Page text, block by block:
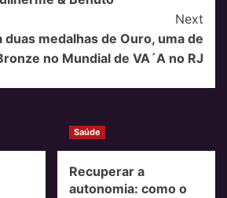
Next
medalhas de Ouro, uma de
no Mundial de VA´A no RJ
Saúde
Recuperar a
autonomia: como o